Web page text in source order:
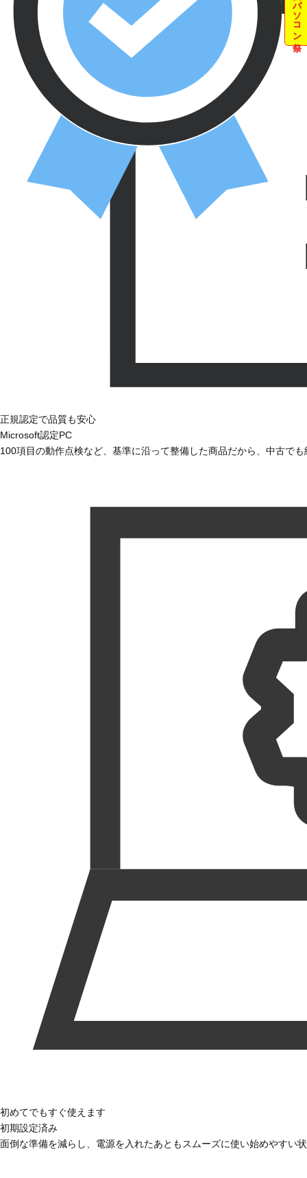
夏のパソコン祭
正規認定で品質も安心
Microsoft認定PC
100項目の動作点検など、基準に沿って整備した商品だから、中古で
初めてでもすぐ使えます
初期設定済み
面倒な準備を減らし、電源を入れたあともスムーズに使い始めやすい